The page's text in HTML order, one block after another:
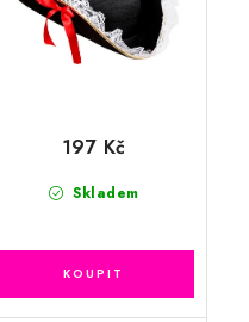
Skladem
197 Kč